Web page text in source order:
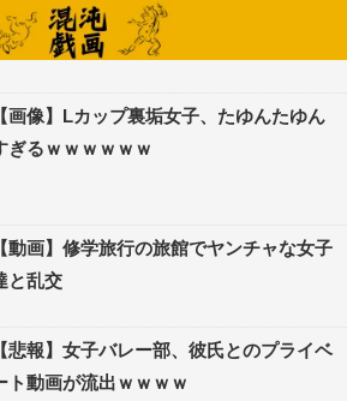
テハン使えるようになりました🌱
【画像】Lカップ裏垢女子、たゆんたゆん
ぎるｗｗｗｗｗｗ
【動画】修学旅行の旅館でヤンチャな女子
と乱交
【悲報】女子バレー部、彼氏とのプライベ
ト動画が流出ｗｗｗｗ